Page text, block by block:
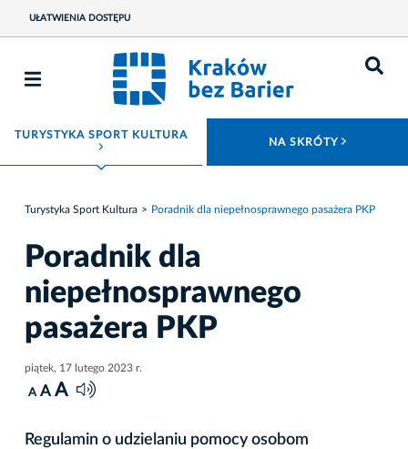
UŁATWIENIA DOSTĘPU
TURYSTYKA SPORT KULTURA
ROZWIŃ MENU NA SKRÓTY
Turystyka Sport Kultura Poradnik dla niepełnosprawnego pasażera PKP
Poradnik dla
niepełnosprawnego
pasażera PKP
piątek, 17 lutego 2023 r.
A A A
Regulamin o udzielaniu pomocy osobom